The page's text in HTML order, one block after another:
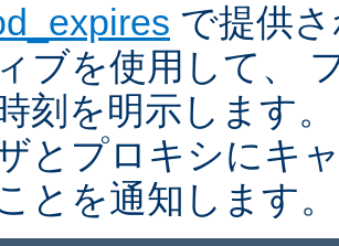
で提供
ブを使用して、
刻を明示します
とプロキシにキ
とを通知します。